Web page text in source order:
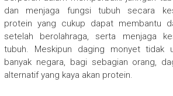
dan menjaga fungsi tubuh secara
protein yang cukup dapat membantu
setelah berolahraga, serta menjaga
tubuh. Meskipun daging monyet tidak
banyak negara, bagi sebagian orang,
alternatif yang kaya akan protein.